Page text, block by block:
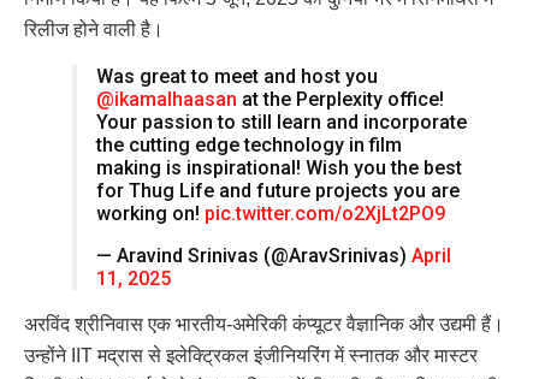
रिलीज होने वाली है।
Was great to meet and host you
@ikamalhaasan at the Perplexity office!
Your passion to still learn and incorporate
the cutting edge technology in film
making is inspirational! Wish you the best
for Thug Life and future projects you are
working on! pic.twitter.com/o2XjLt2PO9
— Aravind Srinivas (@AravSrinivas) April
11, 2025
अरविंद श्रीनिवास एक भारतीय-अमेरिकी कंप्यूटर वैज्ञानिक और उद्यमी हैं।
उन्होंने IIT मद्रास से इलेक्ट्रिकल इंजीनियरिंग में स्नातक और मास्टर